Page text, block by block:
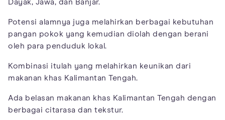
Dayak, Jawa, dan Banjar.
Potensi alamnya juga melahirkan berbagai kebutuhan
pangan pokok yang kemudian diolah dengan berani
oleh para penduduk lokal.
Kombinasi itulah yang melahirkan keunikan dari
makanan khas Kalimantan Tengah.
Ada belasan makanan khas Kalimantan Tengah dengan
berbagai citarasa dan tekstur.